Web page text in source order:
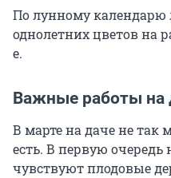
По лунному календарю
однолетних цветов на
е.
Важные работы на
В марте на даче не так
есть. В первую очередь
чувствуют плодовые